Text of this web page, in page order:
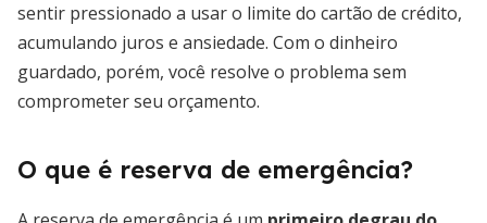
sentir pressionado a usar o limite do cartão de crédito,
acumulando juros e ansiedade. Com o dinheiro
guardado, porém, você resolve o problema sem
comprometer seu orçamento.
O que é reserva de emergência?